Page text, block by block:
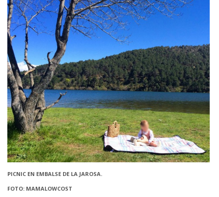
PICNIC EN EMBALSE DE LA JAROSA.
FOTO: MAMALOWCOST